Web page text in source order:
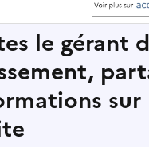
le gérant
sur